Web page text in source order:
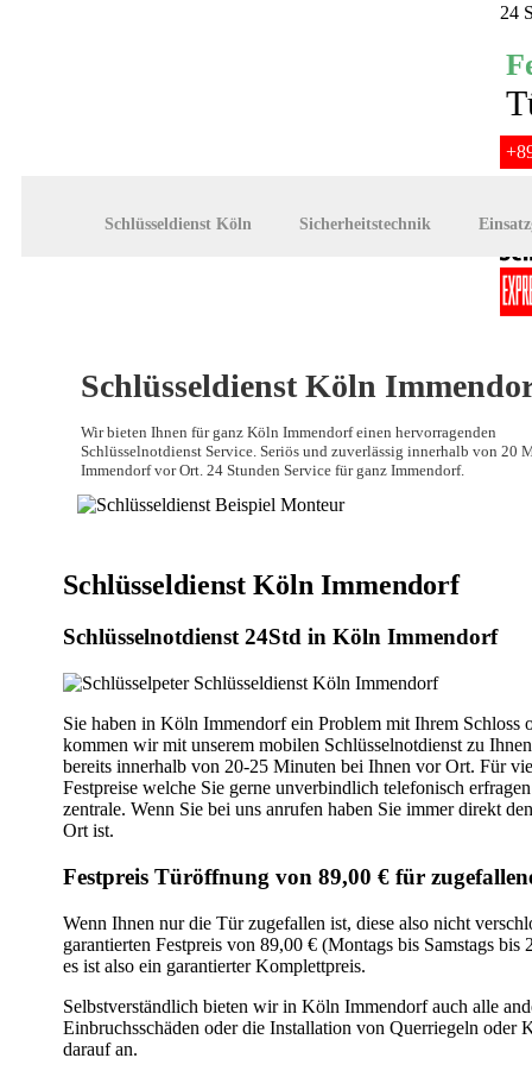
24
✔
Schlüsseldienst Köln
Wir bieten Ihnen für ganz Köln Immendorf einen hervorragenden
Schlüsselnotdienst Service. Seriös und zuverlässig innerhalb von 20
Immendorf vor Ort. 24 Stunden Service für ganz Immendorf.
Schlüsseldienst Köln Sicherheitstechnik
Schlüsseldienst Köln Immendorf
Schlüsselnotdienst 24Std in Köln Immendorf
Sie haben in Köln Immendorf ein Problem mit Ihrem
kommen wir mit unserem mobilen Schlüsselnotdienst zu
bereits innerhalb von 20-25 Minuten bei Ihnen vor Ort. Für
Festpreise welche Sie gerne unverbindlich telefonisch
zentrale. Wenn Sie bei uns anrufen haben Sie immer direkt
Ort ist.
Festpreis Türöffnung von 89,00 € für
Wenn Ihnen nur die Tür zugefallen ist, diese also nicht
garantierten Festpreis von 89,00 € (Montags bis Samstags
es ist also ein garantierter Komplettpreis.
Selbstverständlich bieten wir in Köln Immendorf auch alle
Einbruchsschäden oder die Installation von Querriegeln oder
darauf an.